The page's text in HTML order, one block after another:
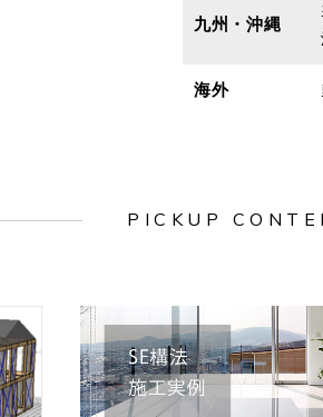
九州・沖縄
海外
PICKUP